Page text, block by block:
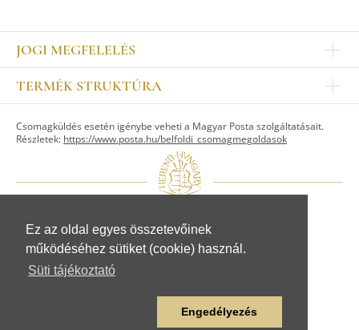
Ez az oldal egyes összetevőinek
működéséhez sütiket (cookie) használ.
Süti tájékoztató
Engedélyezés
JOGI MEGFELELÉS
Impresszum
Jogi nyilatkozat
Üzletszabályzat
Adattovábbítási nyilatkozat
TERMÉK STRUKTÚRA
ASZTALKULTÚRA
Kannák, cukortartók
Szervíz kiegészítők
FIGURÁK
Csomagküldés esetén igénybe veheti a Magyar Posta szolgáltatásait.
Részletek: https://www.posta.hu/belfoldi_csomagmegoldasok
© Herendi Porcelánmanufaktúra Zrt.
www.herend.com